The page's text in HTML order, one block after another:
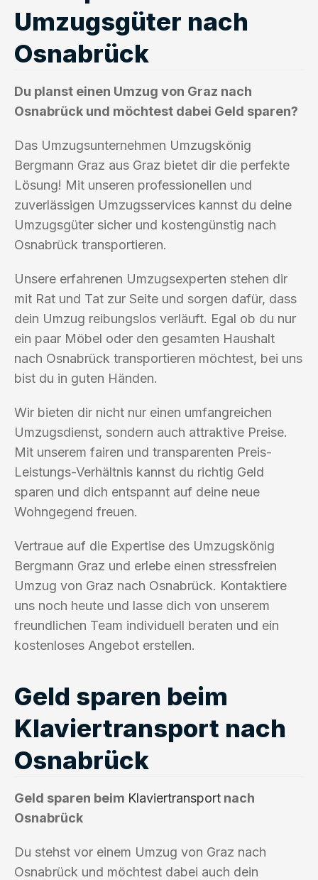
Umzugsgüter nach
Osnabrück
Du planst einen Umzug von Graz nach
Osnabrück und möchtest dabei Geld sparen?
Das Umzugsunternehmen Umzugskönig
Bergmann Graz aus Graz bietet dir die perfekte
Lösung! Mit unseren professionellen und
zuverlässigen Umzugsservices kannst du deine
Umzugsgüter sicher und kostengünstig nach
Osnabrück transportieren.
Unsere erfahrenen Umzugsexperten stehen dir
mit Rat und Tat zur Seite und sorgen dafür, dass
dein Umzug reibungslos verläuft. Egal ob du nur
ein paar Möbel oder den gesamten Haushalt
nach Osnabrück transportieren möchtest, bei uns
bist du in guten Händen.
Wir bieten dir nicht nur einen umfangreichen
Umzugsdienst, sondern auch attraktive Preise.
Mit unserem fairen und transparenten Preis-
Leistungs-Verhältnis kannst du richtig Geld
sparen und dich entspannt auf deine neue
Wohngegend freuen.
Vertraue auf die Expertise des Umzugskönig
Bergmann Graz und erlebe einen stressfreien
Umzug von Graz nach Osnabrück. Kontaktiere
uns noch heute und lasse dich von unserem
freundlichen Team individuell beraten und ein
kostenloses Angebot erstellen.
Geld sparen beim
Klaviertransport nach
Osnabrück
Geld sparen beim Klaviertransport nach
Osnabrück
Du stehst vor einem Umzug von Graz nach
Osnabrück und möchtest dabei auch dein